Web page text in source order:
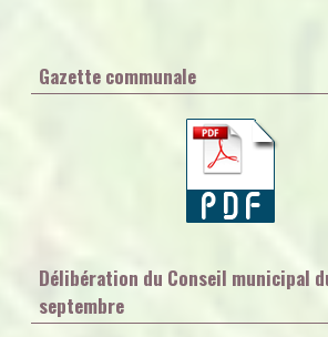
Gazette communale
Délibération du Conseil municipal
septembre